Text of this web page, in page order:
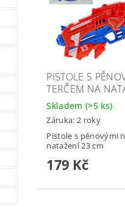
PISTOLE S
TERČEM NA
Skladem (>5 ks)
Záruka: 2 roky
Pistole s pěnovými
natažení 23 cm
179 Kč